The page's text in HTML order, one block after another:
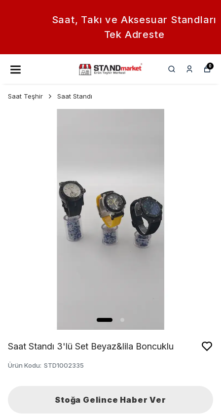
Saat, Takı ve Aksesuar Standları
Tek Adreste
0
Saat Teşhir Saat Standı
Saat Standı 3'lü Set Beyaz&lila Boncuklu
Ürün Kodu: STD1002335
Stoğa Gelince Haber Ver